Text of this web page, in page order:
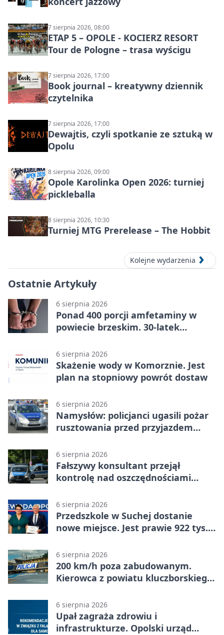
7 sierpnia 2026, 08:00
ETAP 5 – OPOLE - KOCIERZ RESORT
Tour de Pologne – trasa wyścigu
7 sierpnia 2026, 17:00
Book journal – kreatywny dziennik
czytelnika
7 sierpnia 2026, 17:00
Dewajtis, czyli spotkanie ze sztuką w
Opolu
8 sierpnia 2026, 09:00
Opole Karolinka Open 2026: turniej
pickleballa
8 sierpnia 2026, 10:30
Turniej MTG Prerelease – The Hobbit
Kolejne wydarzenia
Ostatnie Artykuły
6 sierpnia 2026
Ponad 400 porcji amfetaminy w
powiecie brzeskim. 30-latek
6 sierpnia 2026
Skażenie wody w Komorznie. Jest
plan na stopniowy powrót dostaw
6 sierpnia 2026
Namysłów: policjanci ugasili pożar
rusztowania przed przyjazdem
6 sierpnia 2026
Fałszywy konsultant przejął
kontrolę nad oszczędnościami
6 sierpnia 2026
Przedszkole w Suchej dostanie
nowe miejsce. Jest prawie 922 tys.
6 sierpnia 2026
200 km/h poza zabudowanym.
Kierowca z powiatu kluczborskiego
6 sierpnia 2026
Upał zagraża zdrowiu i
infrastrukturze. Opolski urząd